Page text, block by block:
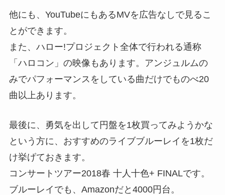
他にも、YouTubeにもあるMVを広告なしで見るこ
とができます。
また、ハロー!プロジェクト全体で行われる通称
「ハロコン」の映像もあります。アンジュルムの
みでパフォーマンスをしている曲だけでものべ20
曲以上あります。
最後に、勇気を出して円盤を1枚買ってみようかな
という方に、おすすめのライブブルーレイを1枚だ
け挙げておきます。
コンサートツアー2018春 十人十色+ FINALです。
ブルーレイでも、Amazonだと4000円台。